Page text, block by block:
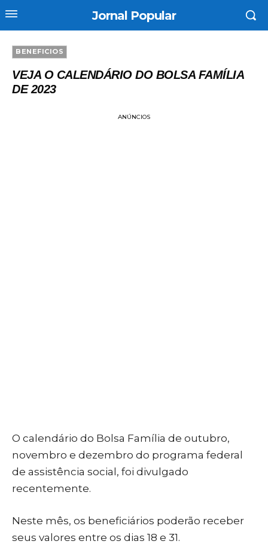
Jornal Popular
BENEFICIOS
VEJA O CALENDÁRIO DO BOLSA FAMÍLIA
DE 2023
ANÚNCIOS
O calendário do Bolsa Família de outubro,
novembro e dezembro do programa federal
de assistência social, foi divulgado
recentemente.
Neste mês, os beneficiários poderão receber
seus valores entre os dias 18 e 31.